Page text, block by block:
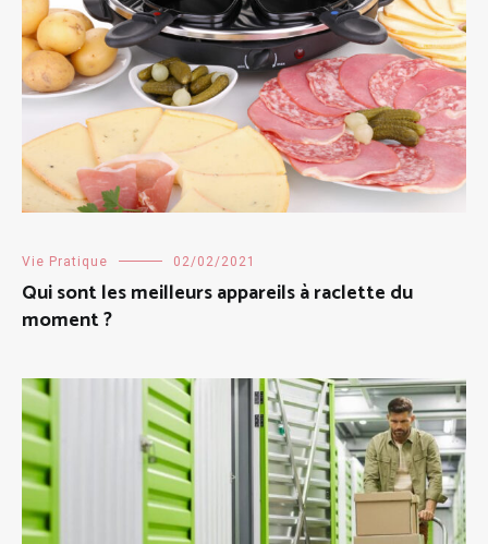
Vie Pratique 02/02/2021
Qui sont les meilleurs appareils à raclette du
moment ?